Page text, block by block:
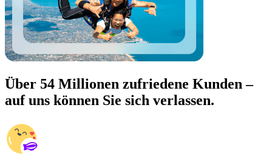
Über 54 Millionen zufriedene Kunden –
auf uns können Sie sich verlassen.